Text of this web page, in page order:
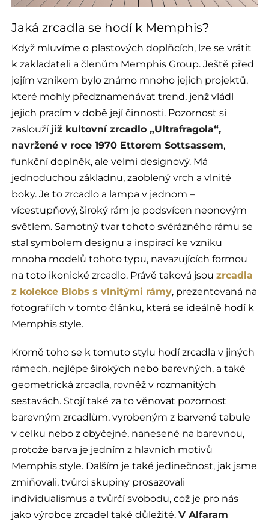
Jaká zrcadla se hodí k Memphis?
Když mluvíme o plastových doplňcích, lze se vrátit
k zakladateli a členům Memphis Group. Ještě před
jejím vznikem bylo známo mnoho jejich projektů,
které mohly předznamenávat trend, jenž vládl
jejich pracím v době její činnosti. Pozornost si
zaslouží již kultovní zrcadlo „Ultrafragola“,
navržené v roce 1970 Ettorem Sottsassem,
funkční doplněk, ale velmi designový. Má
jednoduchou základnu, zaoblený vrch a vlnité
boky. Je to zrcadlo a lampa v jednom –
vícestupňový, široký rám je podsvícen neonovým
světlem. Samotný tvar tohoto svérázného rámu se
stal symbolem designu a inspirací ke vzniku
mnoha modelů tohoto typu, navazujících formou
na toto ikonické zrcadlo. Právě taková jsouzrcadla
z kolekce Blobs s vlnitými rámy, prezentovaná na
fotografiích v tomto článku, která se ideálně hodí k
Memphis style.
Kromě toho se k tomuto stylu hodí zrcadla v jiných
rámech, nejlépe širokých nebo barevných, a také
geometrická zrcadla, rovněž v rozmanitých
sestavách. Stojí také za to věnovat pozornost
barevným zrcadlům, vyrobeným z barvené tabule
v celku nebo z obyčejné, nanesené na barevnou,
protože barva je jedním z hlavních motivů
Memphis style. Dalším je také jedinečnost, jak jsme
zmiňovali, tvůrci skupiny prosazovali
individualismus a tvůrčí svobodu, což je pro nás
jako výrobce zrcadel také důležité.V Alfaram